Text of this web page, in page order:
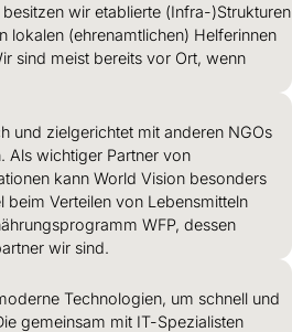
wir etablierte (Infra-)Strukturen
lokalen (ehrenamtlichen) Helferinnen
sind meist bereits vor Ort, wenn
und zielgerichtet mit anderen NGOs
Als wichtiger Partner von
kann World Vision besonders
beim Verteilen von Lebensmitteln
WFP, dessen
wir sind.
Technologien, um schnell und
gemeinsam mit IT-Spezialisten